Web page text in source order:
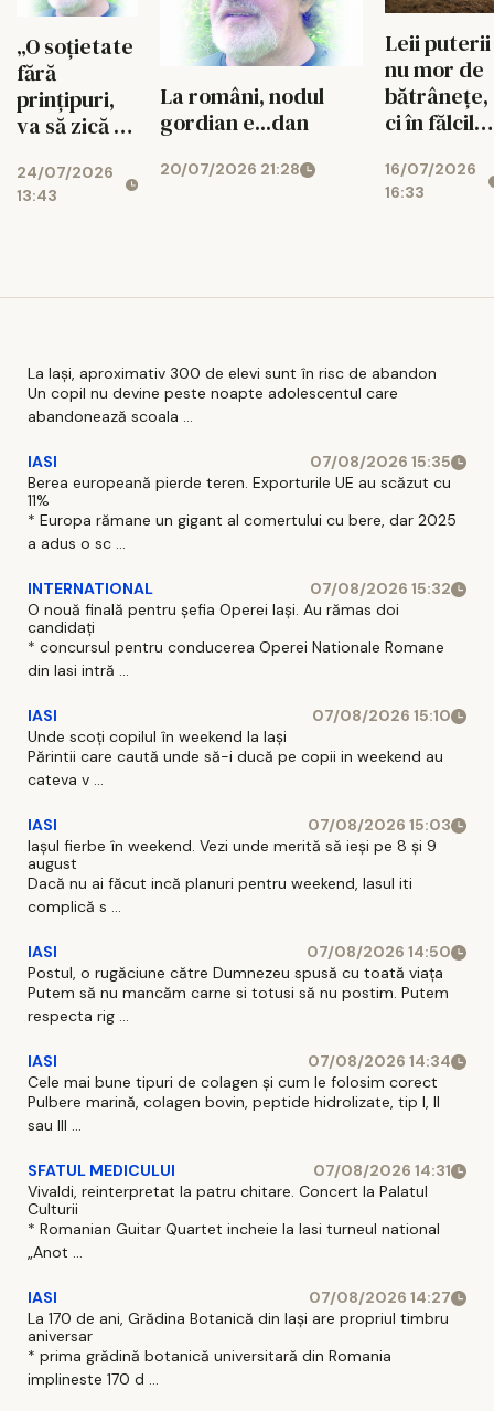
„O soțietate
fără
prințipuri,
va să zică că
24/07/2026
13:43
La români, nodul
gordian e...dan
20/07/2026 21:28
Leii puterii
nu mor de
bătrânețe,
ci în fălcile
16/07/2026
16:33
La Iași, aproximativ 300 de elevi sunt în risc de abandon
Un copil nu devine peste noapte adolescentul care
abandonează scoala ...
IASI
07/08/2026 15:35
Berea europeană pierde teren. Exporturile UE au scăzut cu
11%
* Europa rămane un gigant al comertului cu bere, dar 2025
a adus o sc ...
INTERNATIONAL
07/08/2026 15:32
O nouă finală pentru șefia Operei Iași. Au rămas doi
candidați
* concursul pentru conducerea Operei Nationale Romane
din Iasi intră ...
IASI
07/08/2026 15:10
Unde scoți copilul în weekend la Iași
Părintii care caută unde să-i ducă pe copii in weekend au
cateva v ...
IASI
07/08/2026 15:03
Iașul fierbe în weekend. Vezi unde merită să ieși pe 8 și 9
august
Dacă nu ai făcut incă planuri pentru weekend, Iasul iti
complică s ...
IASI
07/08/2026 14:50
Postul, o rugăciune către Dumnezeu spusă cu toată viața
Putem să nu mancăm carne si totusi să nu postim. Putem
respecta rig ...
IASI
07/08/2026 14:34
Cele mai bune tipuri de colagen și cum le folosim corect
Pulbere marină, colagen bovin, peptide hidrolizate, tip I, II
sau III ...
SFATUL MEDICULUI
07/08/2026 14:31
Vivaldi, reinterpretat la patru chitare. Concert la Palatul
Culturii
* Romanian Guitar Quartet incheie la Iasi turneul national
„Anot ...
IASI
07/08/2026 14:27
La 170 de ani, Grădina Botanică din Iași are propriul timbru
aniversar
* prima grădină botanică universitară din Romania
implineste 170 d ...